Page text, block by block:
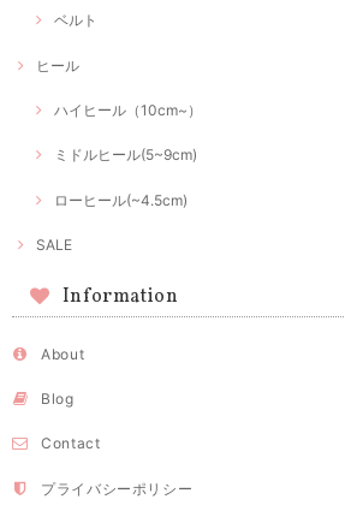
ベルト
ヒール
ハイヒール（10cm~）
ミドルヒール(5~9cm)
ローヒール(~4.5cm)
SALE
Information
About
Blog
Contact
プライバシーポリシー